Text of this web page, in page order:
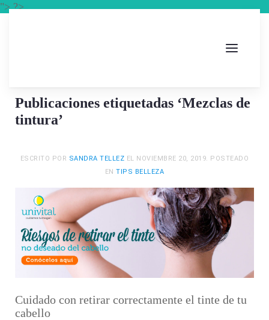
"> ?>
Publicaciones etiquetadas ‘Mezclas de
tintura’
ESCRITO POR SANDRA TELLEZ EL NOVIEMBRE 20, 2019. POSTEADO
ENTIPS BELLEZA
Cuidado con retirar correctamente el tinte de tu
cabello